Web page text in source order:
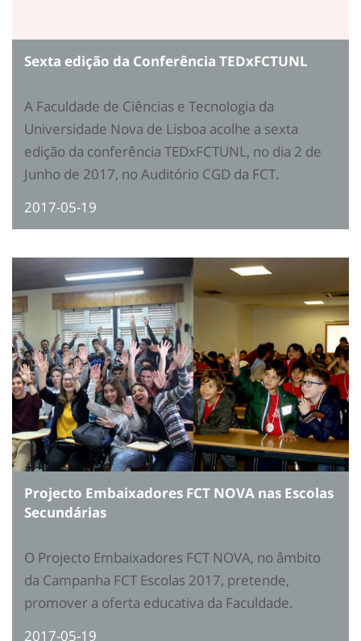
Sexta edição da Conferência TEDxFCTUNL
A Faculdade de Ciências e Tecnologia da
Universidade Nova de Lisboa acolhe a sexta
edição da conferência TEDxFCTUNL, no dia 2 de
Junho de 2017, no Auditório CGD da FCT.
2017-05-19
Projecto Embaixadores FCT NOVA nas Escolas
Secundárias
O Projecto Embaixadores FCT NOVA, no âmbito
da Campanha FCT Escolas 2017, pretende,
promover a oferta educativa da Faculdade.
2017-05-19